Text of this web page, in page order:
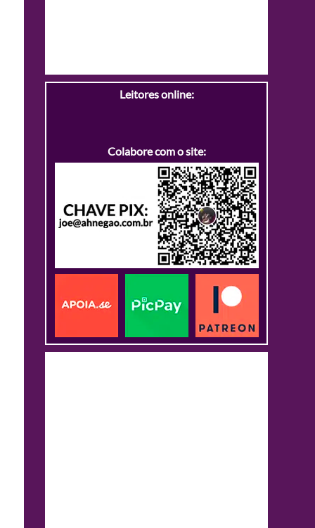
Leitores online:
Colabore com o site: